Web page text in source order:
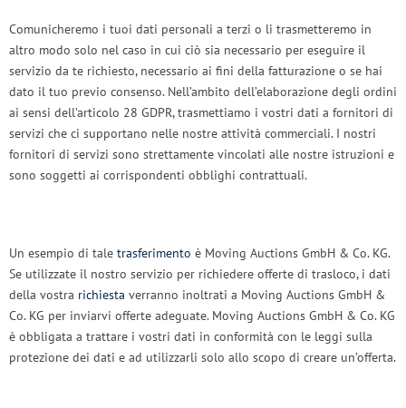
Comunicheremo i tuoi dati personali a terzi o li trasmetteremo in
altro modo solo nel caso in cui ciò sia necessario per eseguire il
servizio da te richiesto, necessario ai fini della fatturazione o se hai
dato il tuo previo consenso. Nell’ambito dell’elaborazione degli ordini
ai sensi dell’articolo 28 GDPR, trasmettiamo i vostri dati a fornitori di
servizi che ci supportano nelle nostre attività commerciali. I nostri
fornitori di servizi sono strettamente vincolati alle nostre istruzioni e
sono soggetti ai corrispondenti obblighi contrattuali.
Un esempio di tale trasferimento è Moving Auctions GmbH & Co. KG.
Se utilizzate il nostro servizio per richiedere offerte di trasloco, i dati
della vostra richiesta verranno inoltrati a Moving Auctions GmbH &
Co. KG per inviarvi offerte adeguate. Moving Auctions GmbH & Co. KG
è obbligata a trattare i vostri dati in conformità con le leggi sulla
protezione dei dati e ad utilizzarli solo allo scopo di creare un’offerta.